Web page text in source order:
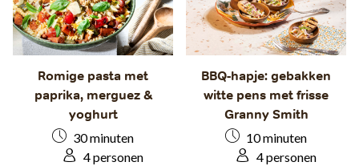
Romige pasta met
paprika, merguez &
yoghurt
30 minuten
4 personen
BBQ-hapje: gebakken
witte pens met frisse
Granny Smith
10 minuten
4 personen